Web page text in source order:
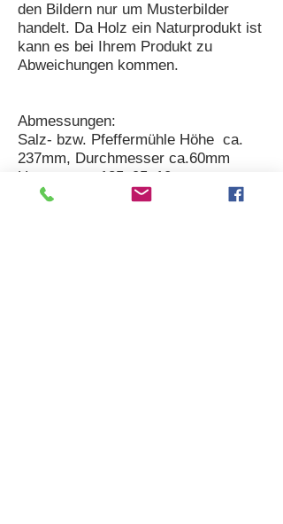
den Bildern nur um Musterbilder
handelt. Da Holz ein Naturprodukt ist
kann es bei Ihrem Produkt zu
Abweichungen kommen.
Abmessungen:
Salz- bzw. Pfeffermühle Höhe ca.
237mm, Durchmesser ca.60mm
Untersetzer 185x95x10mm